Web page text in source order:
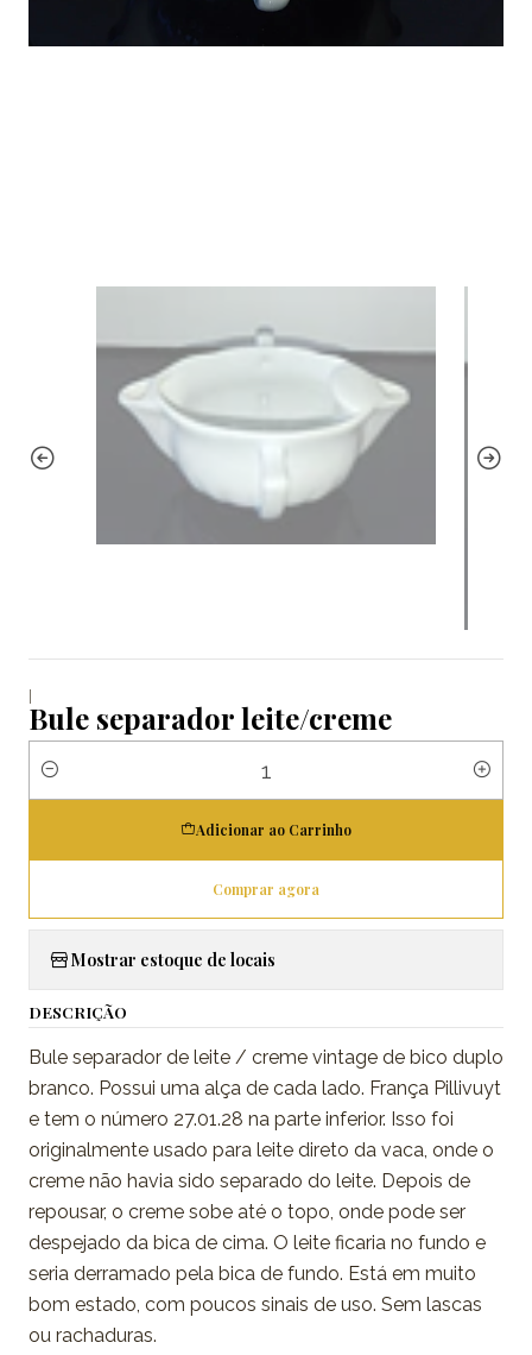
|
Bule separador leite/creme
Quantidade
Adicionar ao Carrinho
Comprar agora
Mostrar estoque de locais
DESCRIÇÃO
Bule separador de leite / creme vintage de bico duplo
branco. Possui uma alça de cada lado. França Pillivuyt
e tem o número 27.01.28 na parte inferior. Isso foi
originalmente usado para leite direto da vaca, onde o
creme não havia sido separado do leite. Depois de
repousar, o creme sobe até o topo, onde pode ser
despejado da bica de cima. O leite ficaria no fundo e
seria derramado pela bica de fundo. Está em muito
bom estado, com poucos sinais de uso. Sem lascas
ou rachaduras.